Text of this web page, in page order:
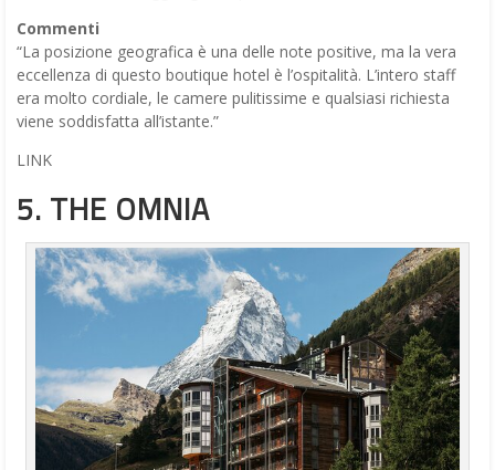
Commenti
“La posizione geografica è una delle note positive, ma la vera
eccellenza di questo boutique hotel è l’ospitalità. L’intero staff
era molto cordiale, le camere pulitissime e qualsiasi richiesta
viene soddisfatta all’istante.”
LINK
5. THE OMNIA